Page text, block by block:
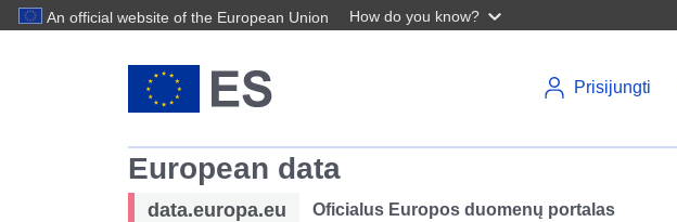
An official website of the European Union How do you know?
Prisijungti
European data
data.europa.eu Oficialus Europos duomenų portalas